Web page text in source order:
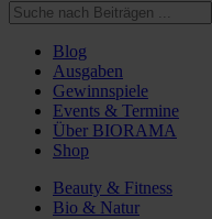
Blog
Ausgaben
Gewinnspiele
Events & Termine
Über BIORAMA
Shop
Beauty & Fitness
Bio & Natur